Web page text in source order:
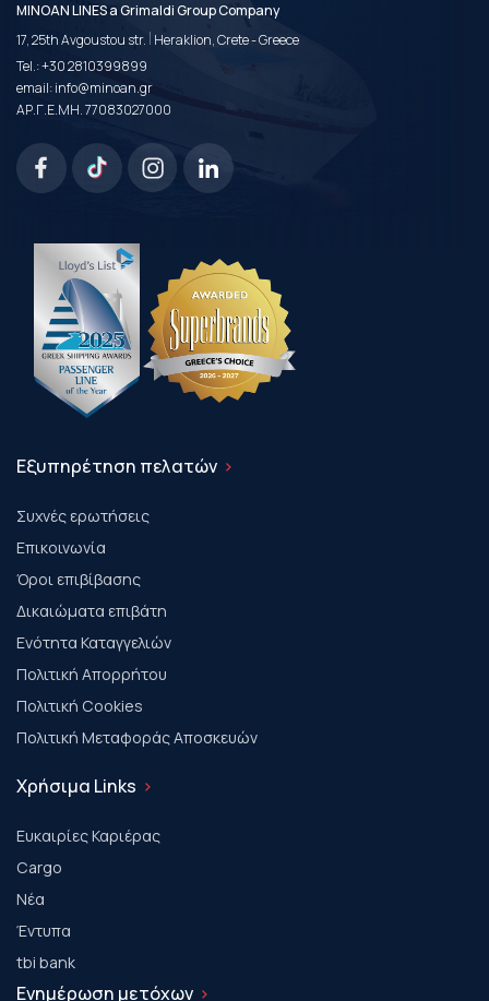
MINOAN LINES a Grimaldi Group Company
17, 25th Avgoustou str. | Heraklion, Crete - Greece
Tel.:+30 2810399899
email:info@minoan.gr
ΑΡ.Γ.Ε.ΜΗ. 77083027000
Εξυπηρέτηση πελατών
Συχνές ερωτήσεις
Επικοινωνία
Όροι επιβίβασης
Δικαιώματα επιβάτη
Ενότητα Καταγγελιών
Πολιτική Απορρήτου
Πολιτική Cookies
Πολιτική Μεταφοράς Αποσκευών
Χρήσιμα Links
Ευκαιρίες Καριέρας
Cargo
Νέα
Έντυπα
tbi bank
Ενημέρωση μετόχων